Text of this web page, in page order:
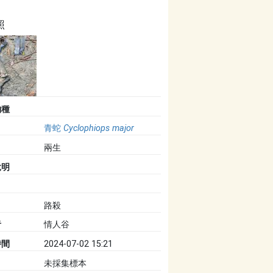
青蛇 Cyclophiops major
兩生
路殺
情人谷
2024-07-02 15:21
未採集標本